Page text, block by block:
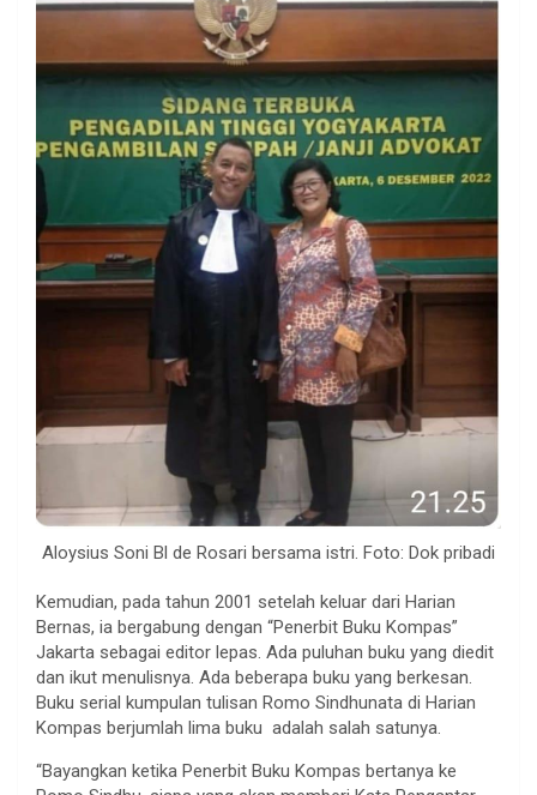
Aloysius Soni Bl de Rosari bersama istri. Foto: Dok pribadi
Kemudian, pada tahun 2001 setelah keluar dari Harian
Bernas, ia bergabung dengan “Penerbit Buku Kompas”
Jakarta sebagai editor lepas. Ada puluhan buku yang diedit
dan ikut menulisnya. Ada beberapa buku yang berkesan.
Buku serial kumpulan tulisan Romo Sindhunata di Harian
Kompas berjumlah lima buku adalah salah satunya.
“Bayangkan ketika Penerbit Buku Kompas bertanya ke